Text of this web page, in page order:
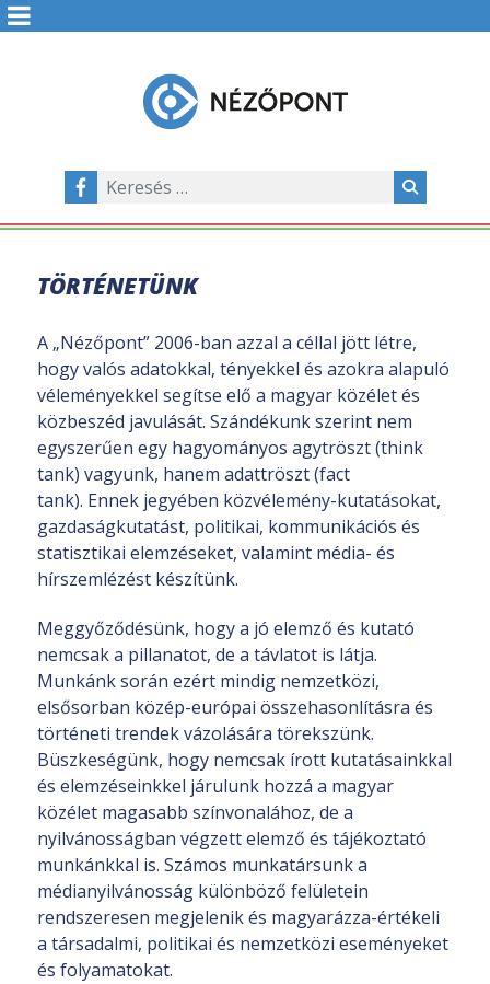
TÖRTÉNETÜNK
A „Nézőpont” 2006-ban azzal a céllal jött létre,
hogy valós adatokkal, tényekkel és azokra alapuló
véleményekkel segítse elő a magyar közélet és
közbeszéd javulását. Szándékunk szerint nem
egyszerűen egy hagyományos agytröszt (think
tank) vagyunk, hanem adattröszt (fact
tank). Ennek jegyében közvélemény-kutatásokat,
gazdaságkutatást, politikai, kommunikációs és
statisztikai elemzéseket, valamint média- és
hírszemlézést készítünk.
Meggyőződésünk, hogy a jó elemző és kutató
nemcsak a pillanatot, de a távlatot is látja.
Munkánk során ezért mindig nemzetközi,
elsősorban közép-európai összehasonlításra és
történeti trendek vázolására törekszünk.
Büszkeségünk, hogy nemcsak írott kutatásainkkal
és elemzéseinkkel járulunk hozzá a magyar
közélet magasabb színvonalához, de a
nyilvánosságban végzett elemző és tájékoztató
munkánkkal is. Számos munkatársunk a
médianyilvánosság különböző felületein
rendszeresen megjelenik és magyarázza-értékeli
a társadalmi, politikai és nemzetközi eseményeket
és folyamatokat.